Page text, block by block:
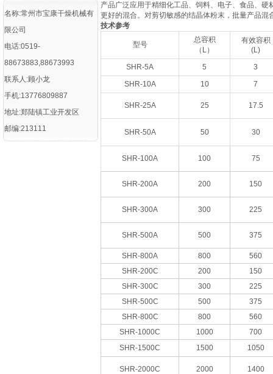
名称:常州市宝康干燥机械有
限公司
电话:0519-
88673883,88673993
联系人:顾小龙
手机:13776809887
地址:郑陆镇工业开发区
邮编:213111
产品广泛应用于精细化工品、饲料、电子、食品、
更好的混合。对剪切敏感的结晶体粉末，批量产品混
技术参考
型号
总容积
（L）
有效容积
(L)
SHR-5A
5
3
SHR-10A
10 7
SHR-25A 25 17.5
SHR-50A 50 30
SHR-100A 100 75
SHR-200A 200 150
SHR-300A 300 225
SHR-500A 500 375
SHR-800A 800
560
SHR-200C
200
150
SHR-300C
300
225
SHR-500C
500
375
SHR-800C
800
560
SHR-1000C
1000
700
SHR-1500C
1500 1050
SHR-2000C 2000 1400